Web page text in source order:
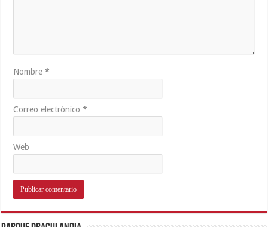
Nombre*
Correo electrónico*
Web